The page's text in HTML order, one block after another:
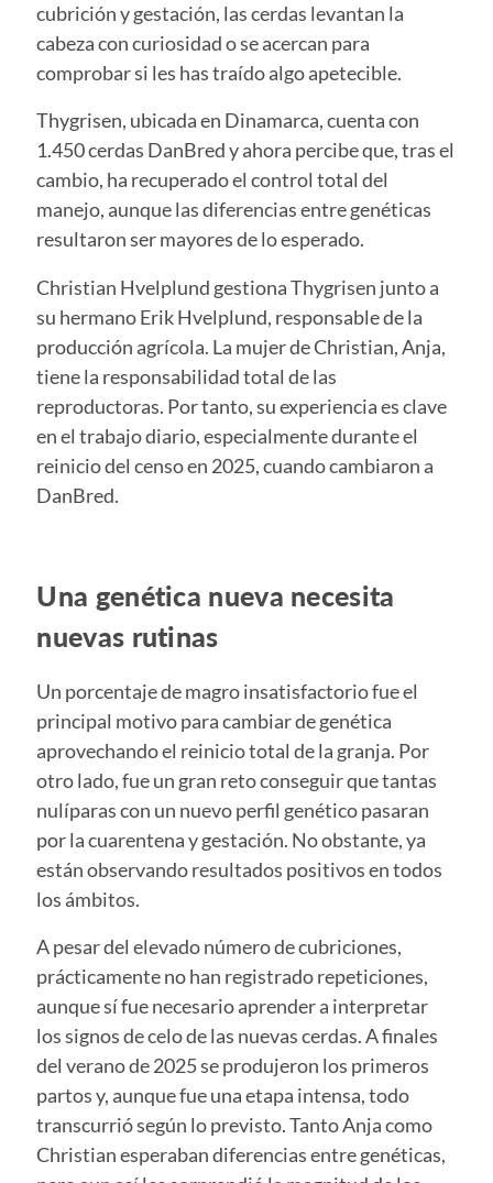
cubrición y gestación, las cerdas levantan la
cabeza con curiosidad o se acercan para
comprobar si les has traído algo apetecible.
Thygrisen, ubicada en Dinamarca, cuenta con
1.450 cerdas DanBred y ahora percibe que, tras el
cambio, ha recuperado el control total del
manejo, aunque las diferencias entre genéticas
resultaron ser mayores de lo esperado.
Christian Hvelplund gestiona Thygrisen junto a
su hermano Erik Hvelplund, responsable de la
producción agrícola. La mujer de Christian, Anja,
tiene la responsabilidad total de las
reproductoras. Por tanto, su experiencia es clave
en el trabajo diario, especialmente durante el
reinicio del censo en 2025, cuando cambiaron a
DanBred.
Una genética nueva necesita
nuevas rutinas
Un porcentaje de magro insatisfactorio fue el
principal motivo para cambiar de genética
aprovechando el reinicio total de la granja. Por
otro lado, fue un gran reto conseguir que tantas
nulíparas con un nuevo perfil genético pasaran
por la cuarentena y gestación. No obstante, ya
están observando resultados positivos en todos
los ámbitos.
A pesar del elevado número de cubriciones,
prácticamente no han registrado repeticiones,
aunque sí fue necesario aprender a interpretar
los signos de celo de las nuevas cerdas. A finales
del verano de 2025 se produjeron los primeros
partos y, aunque fue una etapa intensa, todo
transcurrió según lo previsto. Tanto Anja como
Christian esperaban diferencias entre genéticas,